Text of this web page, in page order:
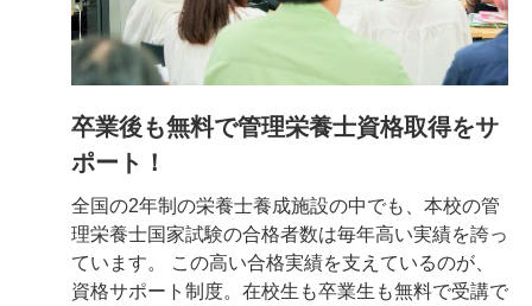
卒業後も無料で管理栄養士資格取得をサ
ポート！
全国の2年制の栄養士養成施設の中でも、本校の管
理栄養士国家試験の合格者数は毎年高い実績を誇っ
ています。 この高い合格実績を支えているのが、
資格サポート制度。在校生も卒業生も無料で受講で